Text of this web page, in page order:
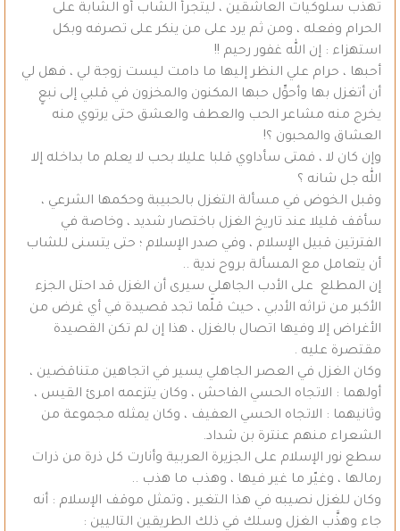
تهذب سلوكيات العاشقين ، ليتجرأ الشاب أو الشابة على
الحرام وفعله ، ومن ثم يرد على من ينكر على تصرفه وبكل
استهزاء : إن الله غفور رحيم !!
أحبها ، حرام علي النظر إليها ما دامت ليست زوجة لي ، فهل لي
أن أتغزل بها وأحوِّل حبها المكنون والمخزون في قلبي إلى نبعٍ
يخرج منه مشاعر الحب والعطف والعشق حتى يرتوي منه
العشاق والمحبون ؟!
وإن كان لا ، فمتى سأداوي قلبا عليلا بحب لا يعلم ما بداخله إلا
الله جل شانه ؟
وقبل الخوض في مسألة التغزل بالحبيبة وحكمها الشرعي ،
سأقف قليلا عند تاريخ الغزل باختصار شديد ، وخاصة في
الفترتين قبيل الإسلام ، وفي صدر الإسلام ؛ حتى يتسنى للشاب
أن يتعامل مع المسألة بروح ندية ..
إن المطلع على الأدب الجاهلي سيرى أن الغزل قد احتل الجزء
الأكبر من تراثه الأدبي ، حيث قلّما تجد قصيدة في أي غرض من
الأغراض إلا وفيها اتصال بالغزل ، هذا إن لم تكن القصيدة
مقتصرة عليه .
وكان الغزل في العصر الجاهلي يسير في اتجاهين متناقضين ،
أولهما : الاتجاه الحسي الفاحش ، وكان يتزعمه امرئ القيس ،
وثانيهما : الاتجاه الحسي العفيف ، وكان يمثله مجموعة من
الشعراء منهم عنترة بن شداد.
سطع نور الإسلام على الجزيرة العربية وأنارت كل ذرة من ذرات
رمالها ، وغيّر ما غير فيها ، وهذب ما هذب ..
وكان للغزل نصيبه في هذا التغير ، وتمثل موقف الإسلام : أنه
جاء وهذَّب الغزل وسلك في ذلك الطريقين التاليين :